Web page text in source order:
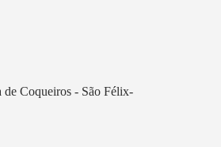
de Coqueiros - São Félix-